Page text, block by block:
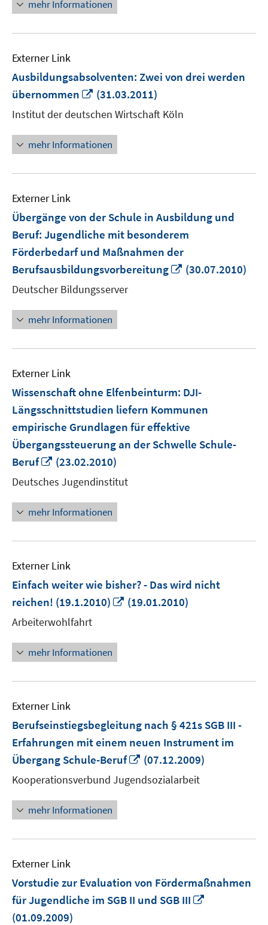
mehr Informationen
Externer Link
Ausbildungsabsolventen: Zwei von drei werden
übernommen
In
neuem
Fenster
öffnen
(31.03.2011)
Institut der deutschen Wirtschaft Köln
mehr Informationen
Externer Link
Übergänge von der Schule in Ausbildung und
Beruf: Jugendliche mit besonderem
Förderbedarf und Maßnahmen der
Berufsausbildungsvorbereitung
In
(30.07.2010)
Deutscher Bildungsserver
mehr Informationen
Externer Link
Wissenschaft ohne Elfenbeinturm: DJI-
Längsschnittstudien liefern Kommunen
empirische Grundlagen für effektive
Übergangssteuerung an der Schwelle Schule-
Beruf
In
Fenster
öffnen
(23.02.2010)
Deutsches Jugendinstitut
mehr Informationen
Externer Link
Einfach weiter wie bisher? - Das wird nicht
reichen! (19.1.2010)
In
(19.01.2010)
Arbeiterwohlfahrt
mehr Informationen
Externer Link
Berufseinstiegsbegleitung nach § 421s SGB III -
Erfahrungen mit einem neuen Instrument im
Übergang Schule-Beruf
In
neuem
Fenster
(07.12.2009)
Kooperationsverbund Jugendsozialarbeit
mehr Informationen
Externer Link
Vorstudie zur Evaluation von Fördermaßnahmen
für Jugendliche im SGB II und SGB III
(01.09.2009)